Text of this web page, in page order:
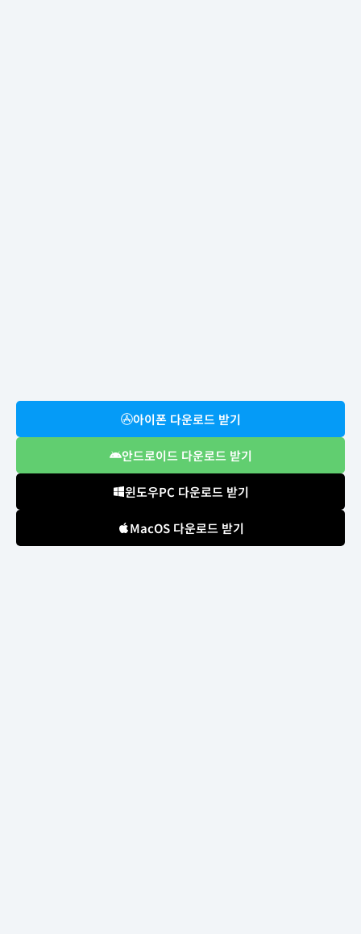
아이폰 다운로드 받기
안드로이드 다운로드 받기
윈도우PC 다운로드 받기
MacOS 다운로드 받기